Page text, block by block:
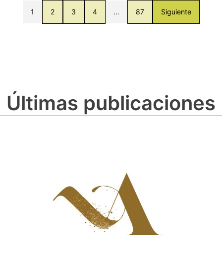
1 2 3 4 … 87 Siguiente
Últimas publicaciones